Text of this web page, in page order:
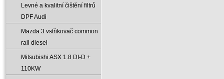
Levné a kvalitní čištění filtrů
DPF Audi
Mazda 3 vstřikovač common
rail diesel
Mitsubishi ASX 1.8 DI-D +
110KW